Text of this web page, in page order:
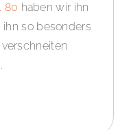
80 haben wir ihn
so besonders